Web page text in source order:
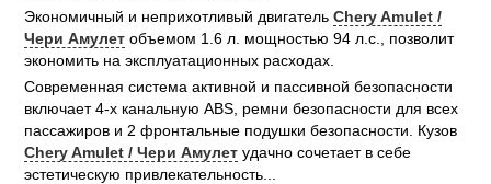
Экономичный и неприхотливый двигательChery Amulet /
Чери Амулет объемом 1.6 л. мощностью 94 л.с., позволит
экономить на эксплуатационных расходах.
Современная система активной и пассивной безопасности
включает 4-х канальную ABS, ремни безопасности для всех
пассажиров и 2 фронтальные подушки безопасности. Кузов
Chery Amulet / Чери Амулет удачно сочетает в себе
эстетическую привлекательность...